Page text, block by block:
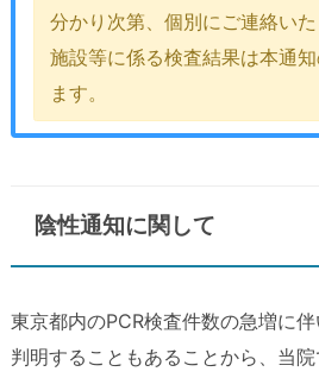
分かり次第、個別にご連絡い
施設等に係る検査結果は本通
ます。
陰性通知に関して
東京都内のPCR検査件数の急増に
判明することもあることから、当